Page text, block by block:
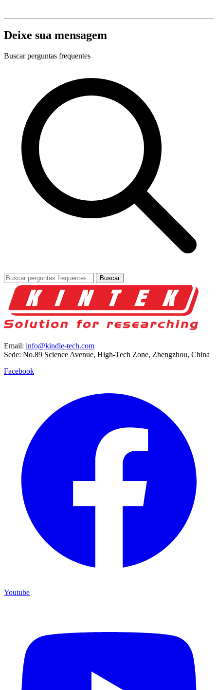
Deixe sua mensagem
Buscar perguntas frequentes
Buscar
Email: info@kindle-tech.com
Sede: No.89 Science Avenue, High-Tech Zone, Zhengzhou, China
Facebook
Youtube